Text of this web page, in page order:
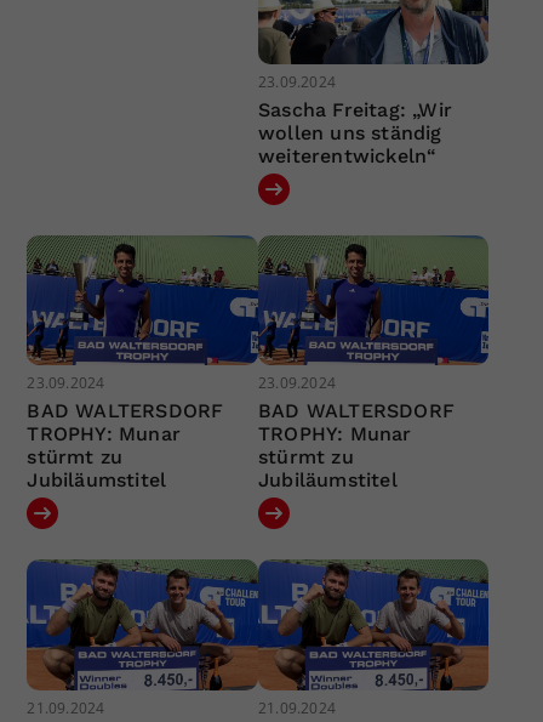
23.09.2024
Sascha Freitag: „Wir
wollen uns ständig
weiterentwickeln“
23.09.2024
BAD WALTERSDORF
TROPHY: Munar
stürmt zu
Jubiläumstitel
23.09.2024
BAD WALTERSDORF
TROPHY: Munar
stürmt zu
Jubiläumstitel
21.09.2024 21.09.2024